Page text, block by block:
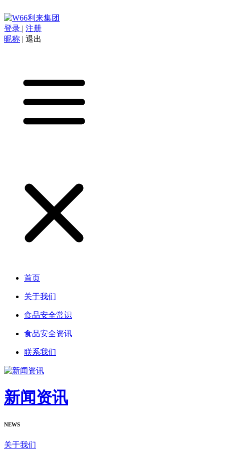
登录 | 注册
昵称 | 退出
首页
关于我们
食品安全常识
食品安全资讯
联系我们
新闻资讯
NEWS
关于我们